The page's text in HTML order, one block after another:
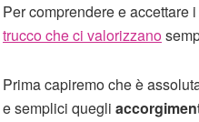
Per comprendere e accettare i
trucco che ci valorizzano
Prima capiremo che è
e semplici quegli